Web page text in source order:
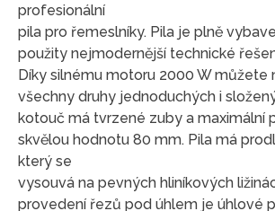
profesionální
pila pro řemeslníky. Pila je plně
použity nejmodernější technické
Díky silnému motoru 2000 W můžete
všechny druhy jednoduchých i
kotouč má tvrzené zuby a maximální
skvělou hodnotu 80 mm. Pila má
který se
vysouvá na pevných hliníkových
provedení řezů pod úhlem je úhlové